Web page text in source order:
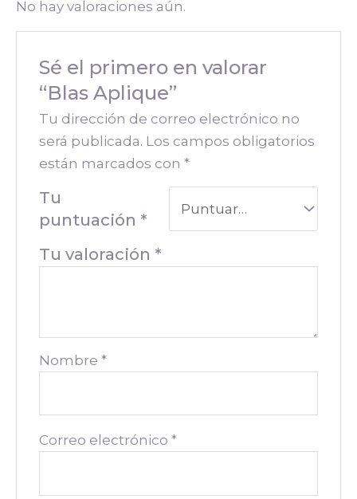
No hay valoraciones aún.
Sé el primero en valorar
“Blas Aplique”
Tu dirección de correo electrónico no
será publicada. Los campos obligatorios
están marcados con*
Tu
puntuación *
Tu valoración *
Nombre*
Correo electrónico*